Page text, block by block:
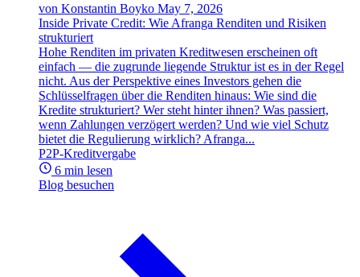
von Konstantin Boyko May 7, 2026
Inside Private Credit: Wie Afranga Renditen und Risiken
strukturiert
Hohe Renditen im privaten Kreditwesen erscheinen oft
einfach — die zugrunde liegende Struktur ist es in der Regel
nicht. Aus der Perspektive eines Investors gehen die
Schlüsselfragen über die Renditen hinaus: Wie sind die
Kredite strukturiert? Wer steht hinter ihnen? Was passiert,
wenn Zahlungen verzögert werden? Und wie viel Schutz
bietet die Regulierung wirklich? Afranga...
P2P-Kreditvergabe
6 min lesen
Blog besuchen